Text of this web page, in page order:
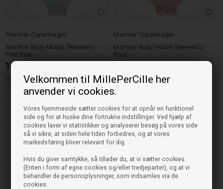
Velkommen til MillePerCille her
anvender vi cookies.
Vores hjemmeside sætter cookies for at opnår en funktionel
side og for at huske dine fortrukne indstillinger. Ved hjælp af
cookies laver vi statistikker og analyserer besøg på vores side
så vi sikre, at siden hele tiden forbedres, og at vores
markedsføring bliver relevant for dig.
Hvis du giver samtykke, så tillader du, at vi sætter cookies
(Enten i form af egne cookies og/eller tredjeparter), og at vi
behandler de personoplysninger, som indsamles via de
cookies.
Marmar Copenhagen
Marmar Body Modal Sleeveless -
Pale Blue
159,00
62cm 68cm 74cm
80cm
Marmar Copenhagen
Marmar Body Modal Sleeveless -
Rose
74cm 80cm 92cm